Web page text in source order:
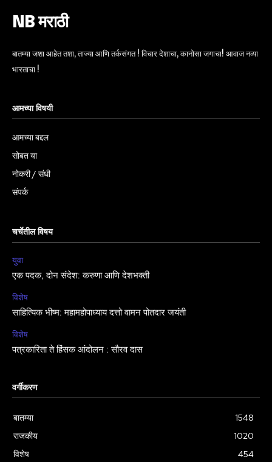
NB मराठी
बातम्या जशा आहेत तशा, ताज्या आणि तर्कसंगत ! विचार देशाचा, कानोसा जगाचा! आवाज नव्या
भारताचा !
आमच्या विषयी
आमच्या बद्दल
सोबत या
नोकरी / संधी
संपर्क
चर्चेतील विषय
युवा
एक पदक, दोन संदेश: करुणा आणि देशभक्ती
विशेष
साहित्यिक भीष्म: महामहोपाध्याय दत्तो वामन पोतदार जयंती
विशेष
पत्रकारिता ते हिंसक आंदोलन : सौरव दास
वर्गीकरण
बातम्या
1548
राजकीय
1020
विशेष
454